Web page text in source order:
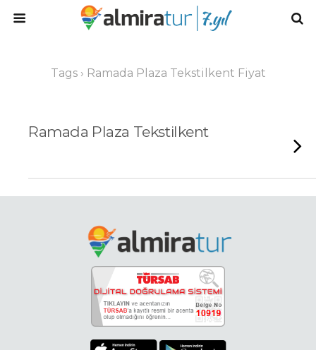
Tags › Ramada Plaza Tekstilkent Fiyat
Ramada Plaza Tekstilkent